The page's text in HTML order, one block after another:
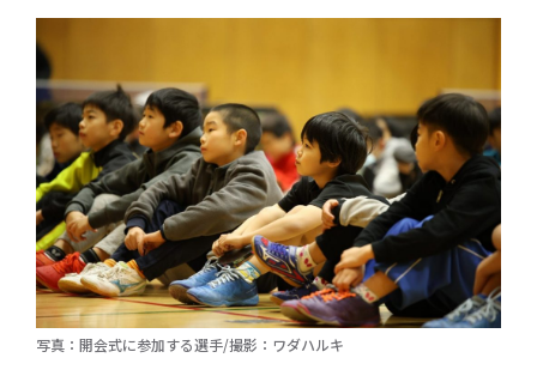
写真：開会式に参加する選手/撮影：ワダハルキ